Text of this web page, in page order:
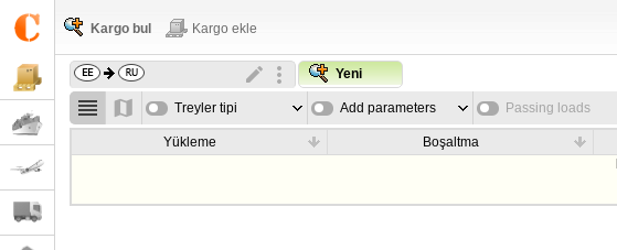
Kargo bul Kargo ekle
Yeni
Treyler tipi Add parameters Passing loads
Yükleme Boşaltma